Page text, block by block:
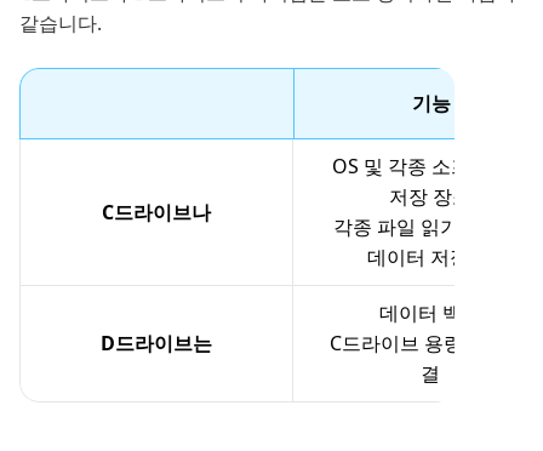
같습니다.
기능
C드라이브나
OS 및 각종 소프트웨어
저장 장소
각종 파일 읽기 및 캐시
데이터 저장 등
D드라이브는
데이터 백업
C드라이브 용량 부족 해
결